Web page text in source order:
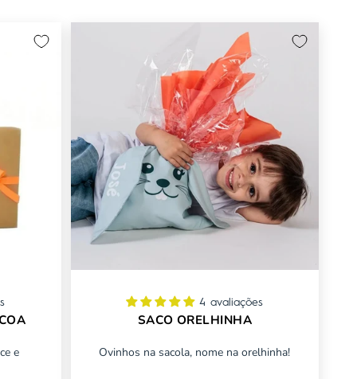
e
4 avaliações
SACO ORELHINHA
Ovinhos na sacola, nome na orelhinha!